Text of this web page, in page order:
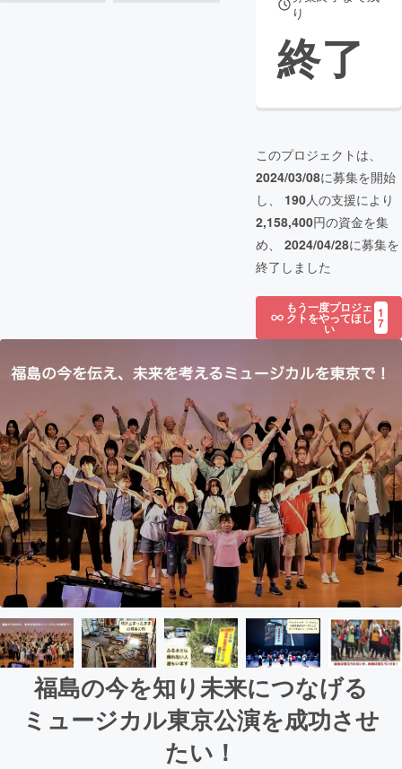
り
終了
このプロジェクトは、
2024/03/08に募集を開始
し、 190人の支援により
2,158,400円の資金を集
め、 2024/04/28に募集を
終了しました
もう一度プロジェ
クトをやってほし
い
1
7
福島の今を知り未来につなげる
ミュージカル東京公演を成功させ
たい！